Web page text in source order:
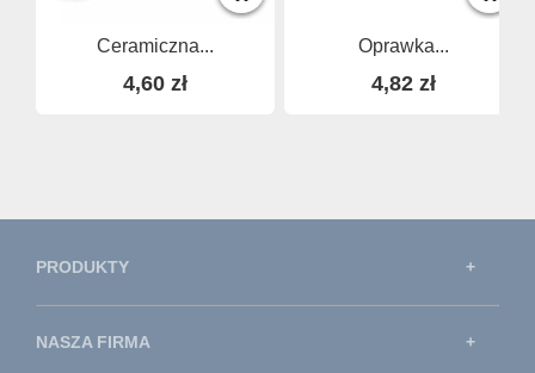
Ceramiczna...
4,60 zł
Oprawka...
4,82 zł
PRODUKTY
NASZA FIRMA